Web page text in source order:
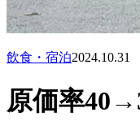
飲食・宿泊2024.10.31
原価率